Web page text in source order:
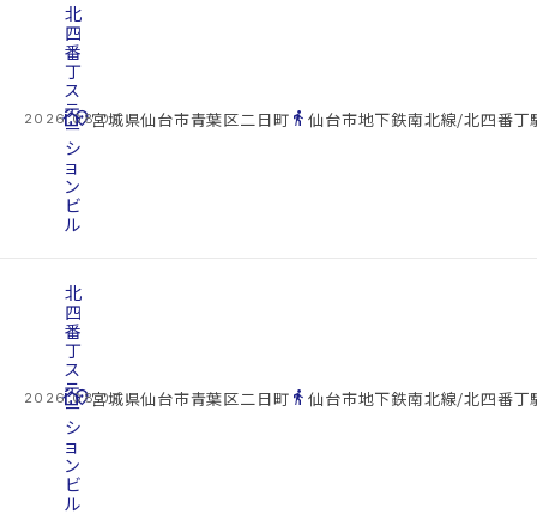
2026.08.07
cottage
北
四
番
丁
ス
テ
ー
シ
ョ
ン
ビ
ル
location_on宮城県仙台市青葉区二日町 directions_walk仙台市地下鉄南北線/北四番丁
2026.08.07
cottage
北
四
番
丁
ス
テ
ー
シ
ョ
ン
ビ
ル
location_on宮城県仙台市青葉区二日町 directions_walk仙台市地下鉄南北線/北四番丁